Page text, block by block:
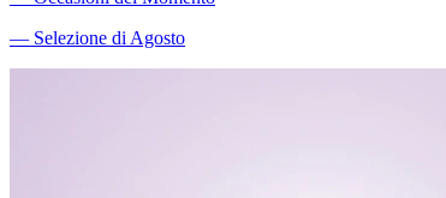
― Selezione di Agosto